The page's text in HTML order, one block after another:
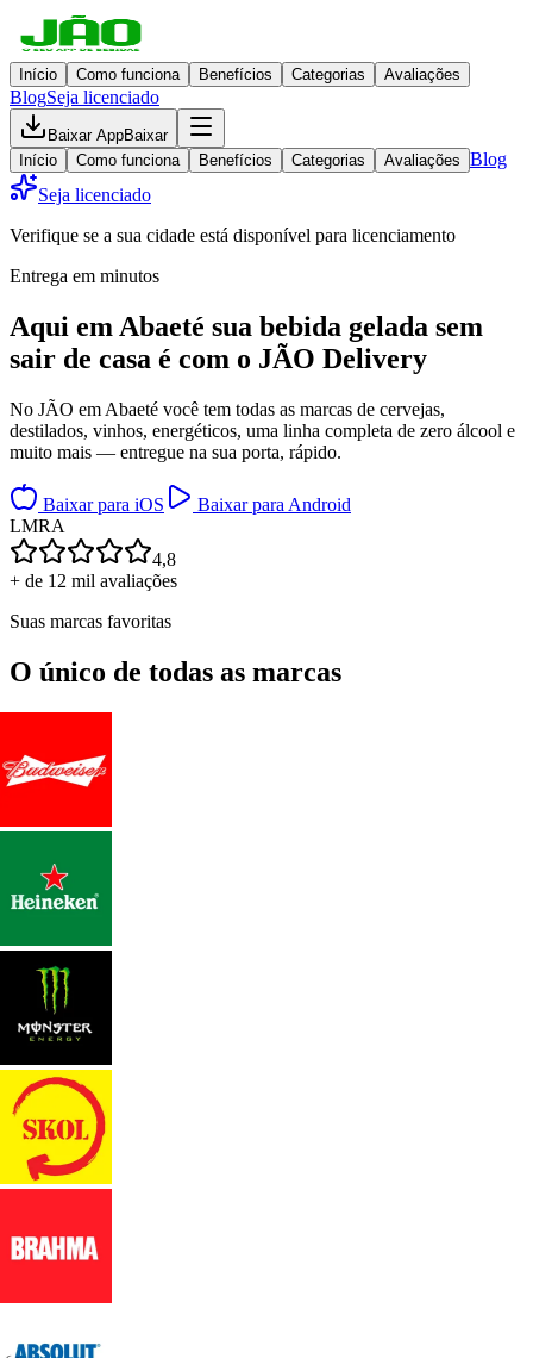
Início Como funciona Benefícios Categorias Avaliações
BlogSeja licenciado
Baixar AppBaixar
Início
Como funciona Benefícios Categorias Avaliações Blog
Seja licenciado
Verifique se a sua cidade está disponível para licenciamento
Entrega em minutos
Aqui em Abaeté sua bebida gelada sem
sair de casa é com o JÃO Delivery
No JÃO em Abaeté você tem todas as marcas de cervejas,
destilados, vinhos, energéticos, uma linha completa de zero álcool e
muito mais — entregue na sua porta, rápido.
Baixar para iOS
Baixar para Android
LMRA
4,8
+ de 12 mil avaliações
Suas marcas favoritas
O único de todas as marcas